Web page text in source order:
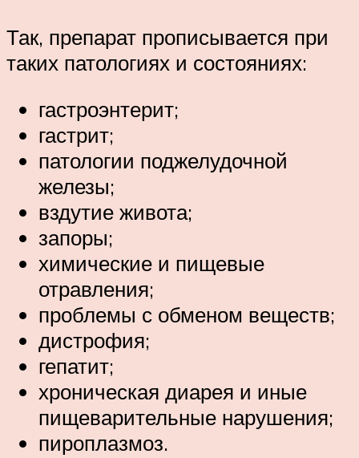
Так, препарат прописывается при
таких патологиях и состояниях:
гастроэнтерит;
гастрит;
патологии поджелудочной
железы;
вздутие живота;
запоры;
химические и пищевые
отравления;
проблемы с обменом веществ;
дистрофия;
гепатит;
хроническая диарея и иные
пищеварительные нарушения;
пироплазмоз.